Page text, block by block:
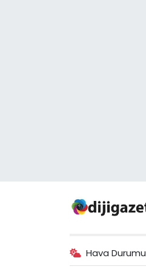
Hava Durumu